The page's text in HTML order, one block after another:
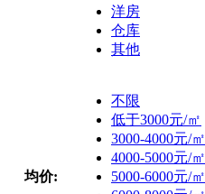
洋房
仓库
其他
均价:
不限
低于3000元/㎡
3000-4000元/㎡
4000-5000元/㎡
5000-6000元/㎡